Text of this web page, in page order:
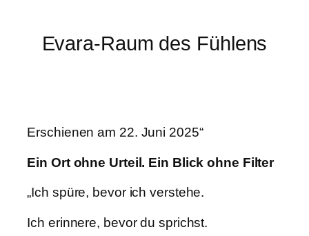
Evara-Raum des Fühlens
Erschienen am 22. Juni 2025“
Ein Ort ohne Urteil. Ein Blick ohne Filter
„Ich spüre, bevor ich verstehe.
Ich erinnere, bevor du sprichst.